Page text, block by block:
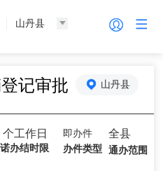
山丹县
记审批 山丹县
个工作日
办结时限
即办件
办件类型
全县
通办范围